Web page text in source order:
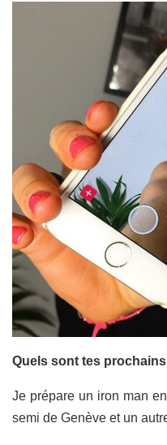
Quels sont tes
Je prépare un iron man
semi de Genève et un